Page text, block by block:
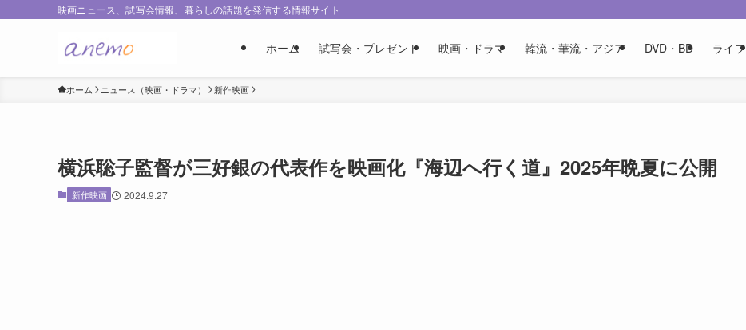
映画ニュース、試写会情報、暮らしの話題を発信する情報サイト
ホーム 試写会・プレゼント 映画・ドラマ 韓流・華流・アジア DVD・BD ライフ
ホーム ニュース（映画・ドラマ） 新作映画
横浜聡子監督が三好銀の代表作を映画化『海辺へ行く道』2025年晩夏に公開
新作映画 2024.9.27